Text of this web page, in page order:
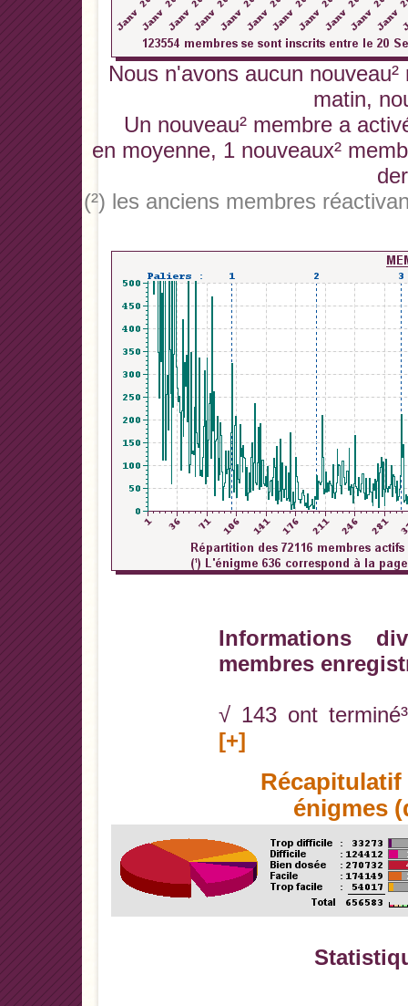
Nous n'avons aucun
matin,
Un nouveau² membre a
en moyenne, 1 nouveaux²
(²) les anciens membres
Informations
membres
√ 143 ont
[+]
Récapitulatif
énigmes